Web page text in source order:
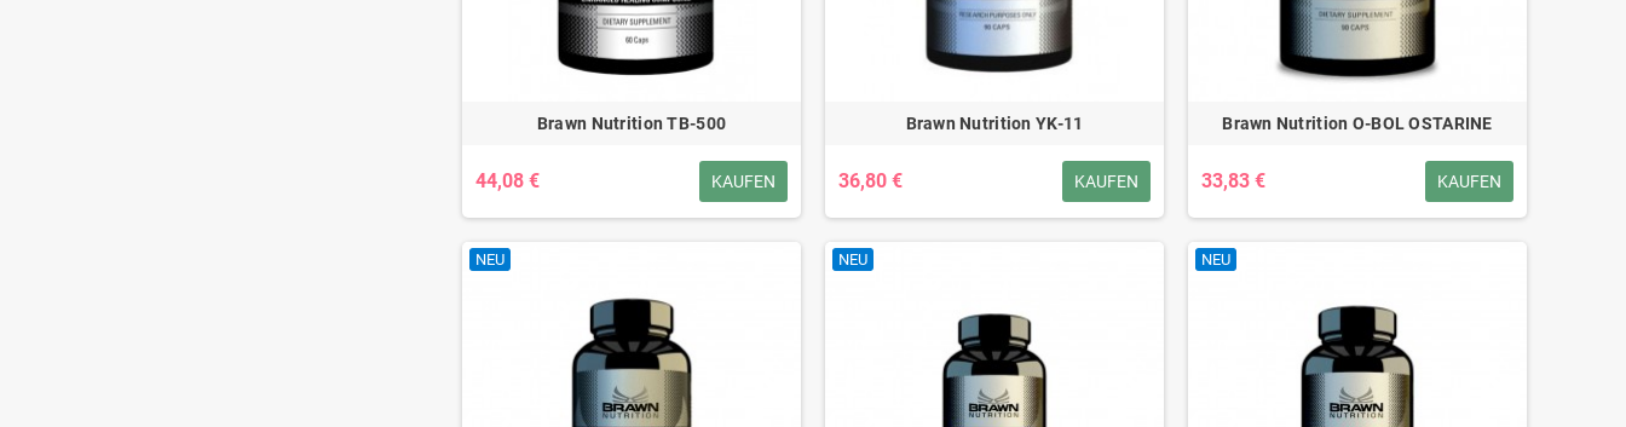
Brawn Nutrition TB-500
44,08 € KAUFEN
Brawn Nutrition YK-11
36,80 € KAUFEN
Brawn Nutrition O-BOL OSTARINE
33,83 € KAUFEN
NEU NEU NEU